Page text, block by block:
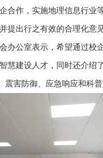
合作，实施地理信息行业
提出行之有效的合理化意见
办公室表示，希望通过校
建设人才，同时还介绍
害防御、应急响应和科